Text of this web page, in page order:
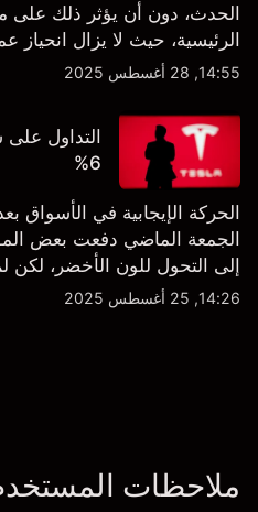
الحدث، دون أن يؤثر ذلك على
الرئيسية، حيث لا يزال انحياز
الشراء المفرط.
14:55, 28 أغسطس 2025
التداول
6%
الحركة الإيجابية في
الجمعة الماضي دفعت بعض
إلى التحول للون الأخضر،
النظرة الفنية سواء على الإطار
14:26, 25 أغسطس 2025
ملاحظات المستخدم